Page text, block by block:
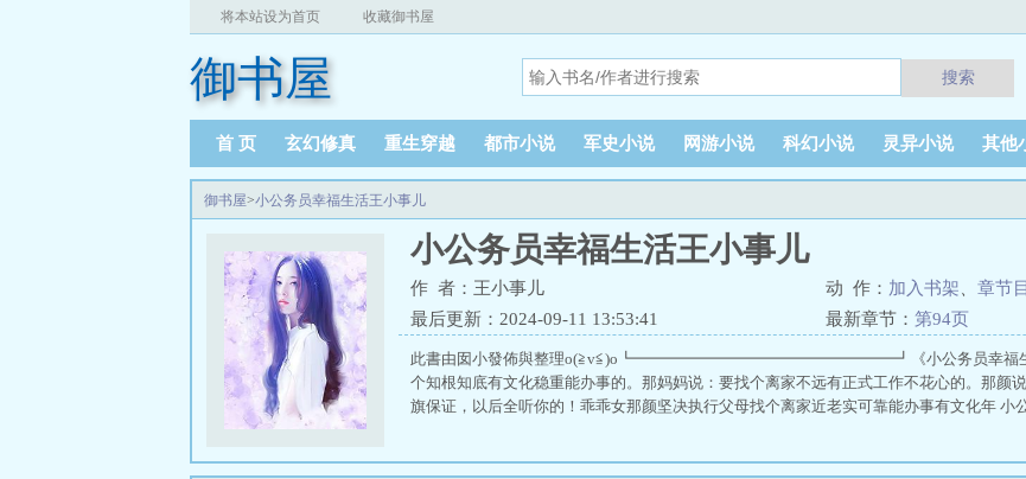
将本站设为首页 收藏御书屋
御书屋 搜索
首 页 玄幻修真 重生穿越 都市小说 军史小说 网游小说 科幻小说 灵异小说 其他
御书屋>小公务员幸福生活王小事儿
小公务员幸福生活王小事儿
作 者：王小事儿 动 作： 加入书架 章节
最后更新：2024-09-11 13:53:41
最新章节： 第94页
此書由囡小發佈與整理o(≧v≦)o┗━━━━━━━━━━━━━━━━━┛《小公务员幸福生活
个知根知底有文化稳重能办事的。那妈妈说：要找个离家不远有正式工作不花心的。那颜
旗保证，以后全听你的！乖乖女那颜坚决执行父母找个离家近老实可靠能办事有文化年 小